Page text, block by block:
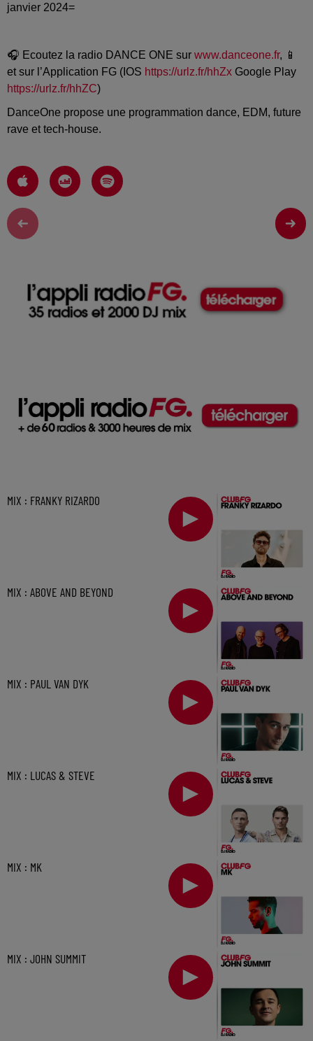
janvier 2024=
🎧 Ecoutez la radio DANCE ONE sur www.danceone.fr, 📱
et sur l’Application FG (IOS https://urlz.fr/hhZx Google Play
https://urlz.fr/hhZC)
DanceOne propose une programmation dance, EDM, future
rave et tech-house.
MIX : FRANKY RIZARDO
MIX : ABOVE AND BEYOND
MIX : PAUL VAN DYK
MIX : LUCAS & STEVE
MIX : MK
MIX : JOHN SUMMIT